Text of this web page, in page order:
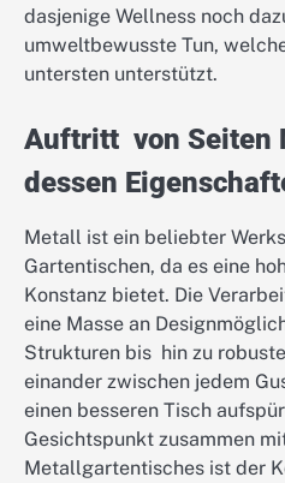
dasjenige Wellness noch
umweltbewusste Tun,
untersten unterstützt.
Auftritt von Seiten
dessen
Metall ist ein beliebter
Gartentischen, da es eine
Konstanz bietet. Die
eine Masse an
Strukturen bis hin zu
einander zwischen jedem
einen besseren Tisch
Gesichtspunkt zusammen
Metallgartentisches ist der